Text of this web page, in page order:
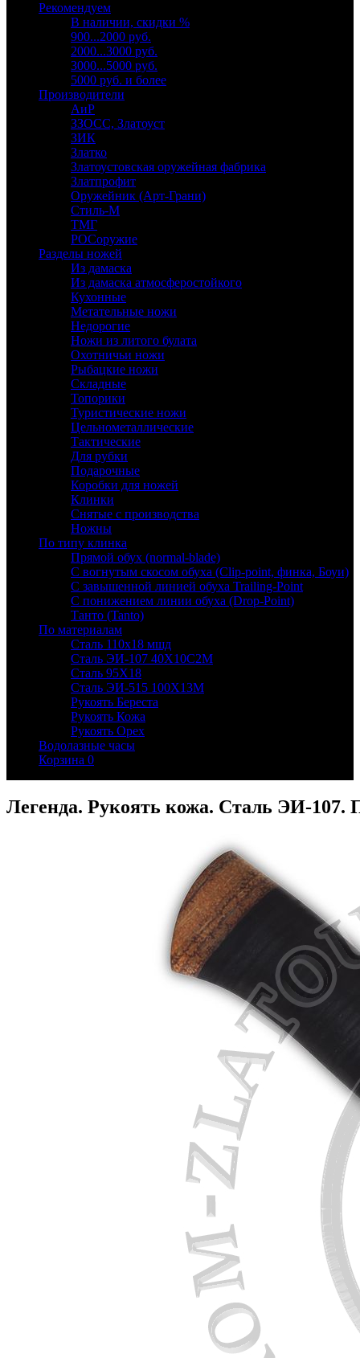
Рекомендуем
В наличии, скидки %
900...2000 руб.
2000...3000 руб.
3000...5000 руб.
5000 руб. и более
Производители
АиР
ЗЗОСС, Златоуст
ЗИК
Златко
Златоустовская оружейная фабрика
Златпрофит
Оружейник (Арт-Грани)
Стиль-М
ТМГ
РОСоружие
Разделы ножей
Из дамаска
Из дамаска атмосферостойкого
Кухонные
Метательные ножи
Недорогие
Ножи из литого булата
Охотничьи ножи
Рыбацкие ножи
Складные
Топорики
Туристические ножи
Цельнометаллические
Тактические
Для рубки
Подарочные
Коробки для ножей
Клинки
Снятые с производства
Ножны
По типу клинка
Прямой обух (normal-blade)
С вогнутым скосом обуха (Clip-point, финка, Боуи)
С завышенной линией обуха Trailing-Point
С понижением линии обуха (Drop-Point)
Танто (Tanto)
По материалам
Сталь 110х18 мшд
Сталь ЭИ-107 40Х10С2М
Сталь 95Х18
Сталь ЭИ-515 100Х13М
Рукоять Береста
Рукоять Кожа
Рукоять Орех
Водолазные часы
Корзина 0
Легенда. Рукоять кожа. Сталь ЭИ-107.